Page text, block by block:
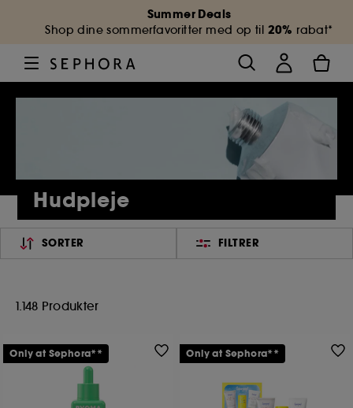
Summer Deals
Shop dine sommerfavoritter med op til 20% rabat*
Hudpleje
SORTER FILTRER
1.148 Produkter
Only at Sephora** Only at Sephora**